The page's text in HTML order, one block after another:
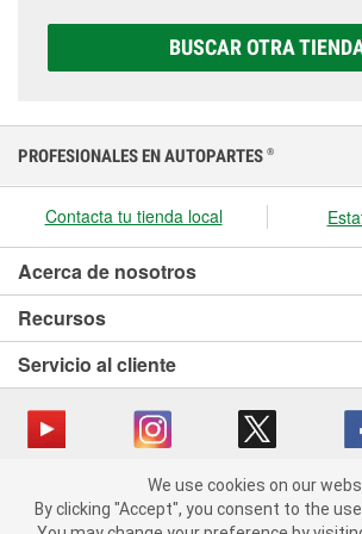
elegir la que sea correcta para tu
BUSCAR OTRA
We use cookies on our website. By clicking
to the use of All the
PROFESIONALES EN AUTOPARTES ®
Contacta tu tienda local
Acerca de nosotros
Recursos
Servicio al cliente
Copyright © 2008-2026 O’Reilly Auto Parts v
catalog_main
We use cookies on our
By clicking "Accept", you consent to the